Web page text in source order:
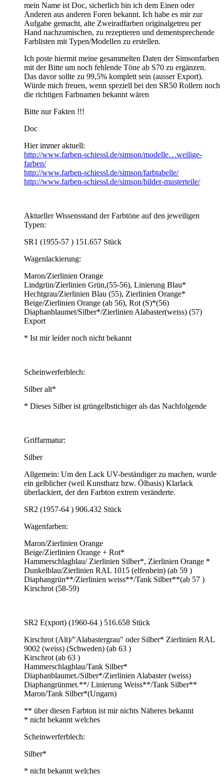
mein Name ist Doc, sicherlich bin ich dem Einen oder
Anderen aus anderen Foren bekannt. Ich habe es mir zur
Aufgabe gemacht, alte Zweiradfarben originalgetreu per
Hand nachzumischen, zu rezeptieren und dementsprechende
Farblisten mit Typen/Modellen zu erstellen.
Ich poste hiermit meine gesammelten Daten der Simsonfarben
mit der Bitte um noch fehlende Töne ab S70 zu ergänzen.
Das davor sollte zu 99,5% komplett sein (ausser Export).
Würde mich freuen, wenn speziell bei den SR50 Rollern noch
die richtigen Farbnamen bekannt wären
Bitte nur Fakten !!!
Doc
Hier immer aktuell:
http://www.farben-schiessl.de/simson/modelle…weilige-
farben/
http://www.farben-schiessl.de/simson/farbtabelle/
http://www.farben-schiessl.de/simson/bilder-musterteile/
Aktueller Wissensstand der Farbtöne auf den jeweiligen
Typen:
SR1 (1955-57 ) 151.657 Stück
Wagenlackierung:
Maron/Zierlinien Orange
Lindgrün/Zierlinien Grün,(55-56), Linierung Blau*
Hechtgrau/Zierlinien Blau (55), Zierlinien Orange*
Beige/Zierlinien Orange (ab 56), Rot (S)*(56)
Diaphanblaumet/Silber*/Zierlinien Alabaster(weiss) (57)
Export
* Ist mir leider noch nicht bekannt
Scheinwerferblech:
Silber alt*
* Dieses Silber ist grüngelbstichiger als das Nachfolgende
Griffarmatur:
Silber
Allgemein: Um den Lack UV-beständiger zu machen, wurde
ein gelblicher (weil Kunstharz bzw. Ölbasis) Klarlack
überlackiert, der den Farbton extrem veränderte.
SR2 (1957-64 ) 906.432 Stück
Wagenfarben:
Maron/Zierlinien Orange
Beige/Zierlinien Orange + Rot*
Hammerschlagblau/ Zierlinien Silber*, Zierlinien Orange *
Dunkelblau/Zierlinien RAL 1015 (elfenbein) (ab 59 )
Diaphangrün**/Zierlinien weiss**/Tank Silber**(ab 57 )
Kirschrot (58-59)
SR2 E(xport) (1960-64 ) 516.658 Stück
Kirschrot (Alt)/"Alabastergrau" oder Silber* Zierlinien RAL
9002 (weiss) (Schweden) (ab 63 )
Kirschrot (ab 63 )
Hammerschlagblau/Tank Silber*
Diaphanblaumet./Silber*/Zierlinien Alabaster (weiss)
Diaphangrünmet.**/ Linierung Weiss**/Tank Silber**
Maron/Tank Silber*(Ungarn)
** über diesen Farbton ist mir nichts Näheres bekannt
* nicht bekannt welches
Scheinwerferblech:
Silber*
* nicht bekannt welches